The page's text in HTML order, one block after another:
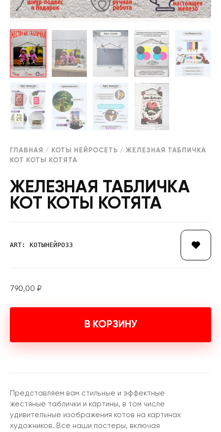
ГЛАВНАЯ / КОТЫ НЕЙРОСЕТЬ / ЖЕЛЕЗНАЯ ТАБЛИЧКА
КОТ КОТЫ КОТЯТА
ЖЕЛЕЗНАЯ ТАБЛИЧКА
КОТ КОТЫ КОТЯТА
ART: КОТЫНЕЙРО33
790,00 ₽
В КОРЗИНУ
Представляем вам стильные и эффектные
жестяные таблички и картины, в том числе
удивительные изображения котов на картинах
художников. Все наши постеры, включая